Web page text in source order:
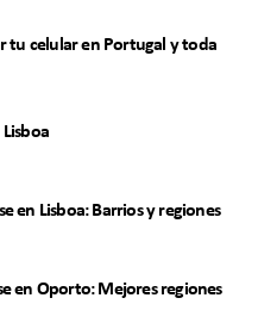
tu celular en Portugal y toda
en Lisboa: Barrios y regiones
en Oporto: Mejores regiones